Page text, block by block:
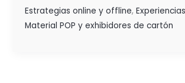
Estrategias online y offline,
Material POP y exhibidores de cartón